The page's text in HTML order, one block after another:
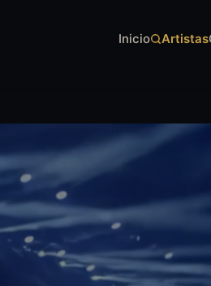
Inicio Artistas